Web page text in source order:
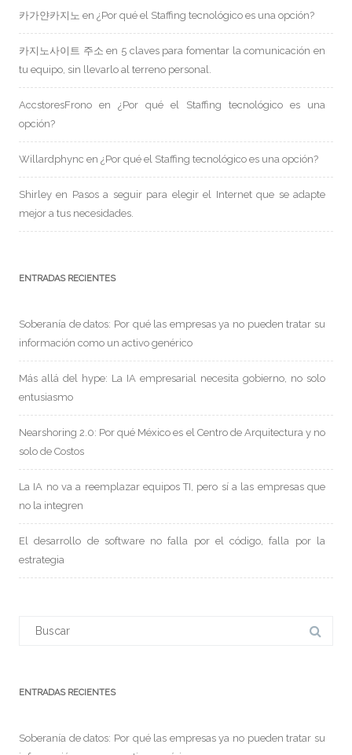
카가얀카지노 en ¿Por qué el Staffing tecnológico es una opción?
카지노사이트 주소 en 5 claves para fomentar la comunicación en
tu equipo, sin llevarlo al terreno personal.
AccstoresFrono en ¿Por qué el Staffing tecnológico es una
opción?
Willardphync en ¿Por qué el Staffing tecnológico es una opción?
Shirley en Pasos a seguir para elegir el Internet que se adapte
mejor a tus necesidades.
ENTRADAS RECIENTES
Soberanía de datos: Por qué las empresas ya no pueden tratar su
información como un activo genérico
Más allá del hype: La IA empresarial necesita gobierno, no solo
entusiasmo
Nearshoring 2.0: Por qué México es el Centro de Arquitectura y no
solo de Costos
La IA no va a reemplazar equipos TI, pero sí a las empresas que
no la integren
El desarrollo de software no falla por el código, falla por la
estrategia
ENTRADAS RECIENTES
Soberanía de datos: Por qué las empresas ya no pueden tratar su